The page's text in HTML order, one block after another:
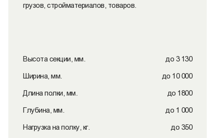
грузов, стройматериалов, товаров.
Высота секции, мм. до 3 130
Ширина, мм. до 10 000
Длина полки, мм. до 1800
Глубина, мм. до 1 000
Нагрузка на полку, кг. до 350